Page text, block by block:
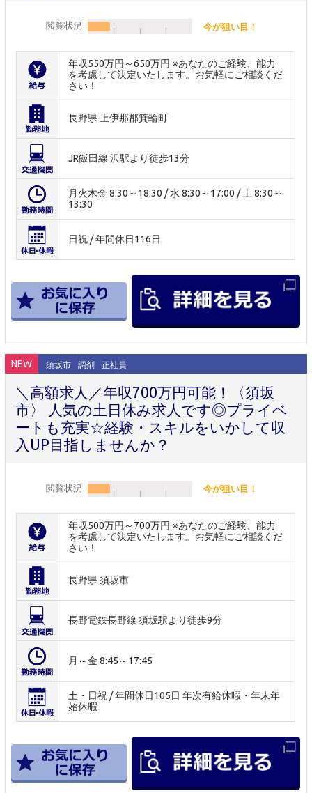
閲覧状況 今が狙い目！
年収550万円～650万円 ※あなたのご経験、能力
を考慮して決定いたします。お気軽にご相談くだ
さい！
長野県 上伊那郡箕輪町
JR飯田線 沢駅より徒歩13分
月火木金 8:30～18:30 / 水 8:30～17:00 / 土 8:30～
13:30
日祝 / 年間休日116日
NEW 須坂市 調剤 正社員
＼高額求人／年収700万円可能！〈須坂
市〉 人気の土日休み求人です◎プライベ
ートも充実☆経験・スキルをいかして収
入UP目指しませんか？
閲覧状況 今が狙い目！
年収500万円～700万円 ※あなたのご経験、能力
を考慮して決定いたします。お気軽にご相談くだ
さい！
長野県 須坂市
長野電鉄長野線 須坂駅より徒歩9分
月～金 8:45～17:45
土・日祝 / 年間休日105日 年次有給休暇・年末年
始休暇